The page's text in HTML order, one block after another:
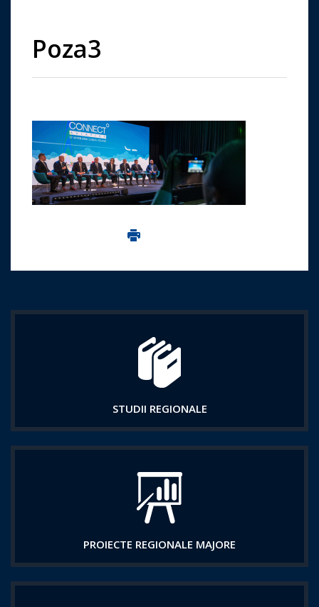
Poza3
Imprima aceasta pagina
STUDII REGIONALE
PROIECTE REGIONALE MAJORE